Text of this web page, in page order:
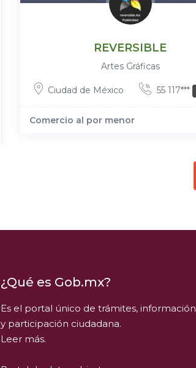
REVERSIBLE
Artes Gráficas
Ciudad de México 55 117***
Comercio al por menor
¿Qué es Gob.mx?
Es el portal único de trámites, información
y participación ciudadana.
Leer más.